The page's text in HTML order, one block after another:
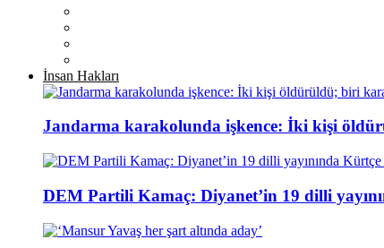
İnsan Hakları
Jandarma karakolunda işkence: İki kişi
DEM Partili Kamaç: Diyanet’in 19 dilli